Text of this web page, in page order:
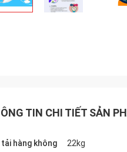
TIN CHI TIẾT SẢN
tải hàng không 22kg